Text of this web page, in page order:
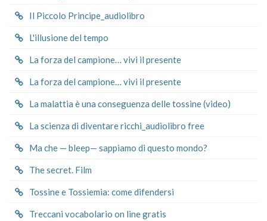
Il Piccolo Principe_audiolibro
L'illusione del tempo
La forza del campione… vivi il presente
La forza del campione… vivi il presente
La malattia è una conseguenza delle tossine (video)
La scienza di diventare ricchi_audiolibro free
Ma che — bleep— sappiamo di questo mondo?
The secret. Film
Tossine e Tossiemia: come difendersi
Treccani vocabolario on line gratis